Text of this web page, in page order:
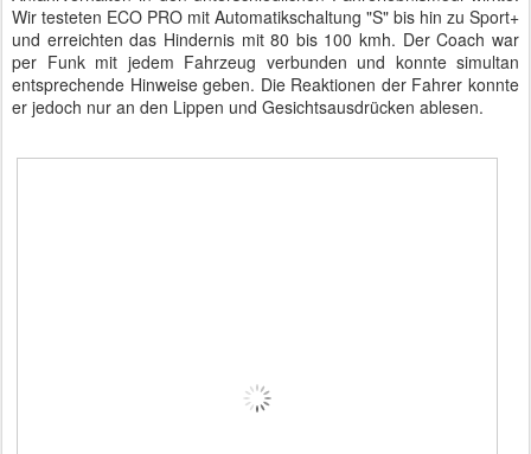
Wir testeten ECO PRO mit Automatikschaltung "S" bis hin zu Sport+
und erreichten das Hindernis mit 80 bis 100 kmh. Der Coach war
per Funk mit jedem Fahrzeug verbunden und konnte simultan
entsprechende Hinweise geben. Die Reaktionen der Fahrer konnte
er jedoch nur an den Lippen und Gesichtsausdrücken ablesen.